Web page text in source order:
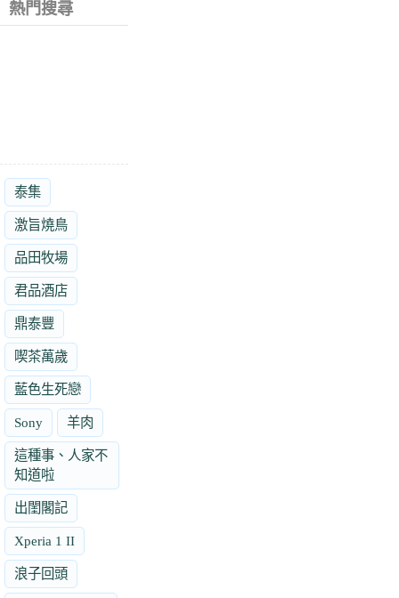
熱門搜尋
泰集
激旨燒鳥
品田牧場
君品酒店
鼎泰豐
喫茶萬歲
藍色生死戀
Sony 羊肉
這種事、人家不
知道啦
出閨閣記
Xperia 1 II
浪子回頭